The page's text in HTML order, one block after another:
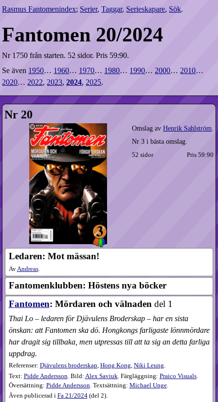
Rasmus Fantomenindex; Serier,Taggar, Serieskapare, Sök.
Fantomen 20/2024
Nr 1750 från starten. 52 sidor. Pris 59:90.
Se även 1950… 1960… 1970… 1980… 1990… 2000… 2010…
2020… 2022, 2023,2024, 2025.
Nr 20
Omslag avHenrik Sahlström
Nr 3 i bästa omslag.
52 sidor Pris 59:90
Ledaren: Mot mässan!
AvAndreas.
Fantomen­klubben: Höstens nya böcker
Fantomen: Mördaren och välnaden del 1
Thai Lo – ledaren för Djävulens Broderskap – har en sista
önskan: att Fantomen ska dö. Hongkongs farligaste lönnmördare
har dragit sig tillbaka, men utpressas till att ta sig an detta farliga
uppdrag.
Referenser: Djävulens broderskap, Hong Kong, Niki Leung.
Text: Pidde Andersson . Bild: Alex Saviuk . Färgläggning: Praico Visuals.
Översättning: Pidde Andersson . Textsättning: Michael Unge.
Även publicerad i Fa21​/2024(del 2).